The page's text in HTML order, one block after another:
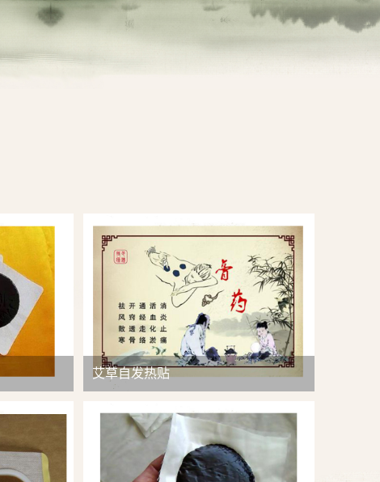
艾草自发热贴
查看详情